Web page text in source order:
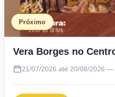
Próximo
Vera Borges no
21/07/2026 até 20/08/2026 —